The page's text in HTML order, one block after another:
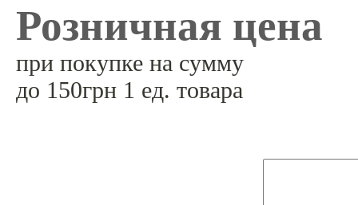
Розничная цена
при покупке на сумму
до 150грн 1 ед. товара